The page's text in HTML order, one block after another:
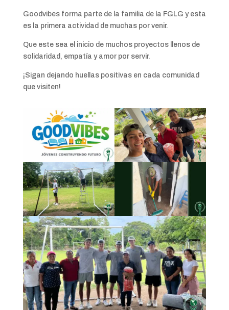
Goodvibes forma parte de la familia de la FGLG y esta
es la primera actividad de muchas por venir.
Que este sea el inicio de muchos proyectos llenos de
solidaridad, empatía y amor por servir.
¡Sigan dejando huellas positivas en cada comunidad
que visiten!